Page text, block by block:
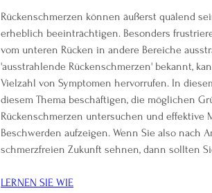
Rückenschmerzen können äußerst quälend
erheblich beeinträchtigen. Besonders
vom unteren Rücken in andere Bereiche
'ausstrahlende Rückenschmerzen' bekannt,
Vielzahl von Symptomen hervorrufen. In
diesem Thema beschäftigen, die möglichen
Rückenschmerzen untersuchen und effektive
Beschwerden aufzeigen. Wenn Sie also nach
schmerzfreien Zukunft sehnen, dann sollten
LERNEN SIE WIE